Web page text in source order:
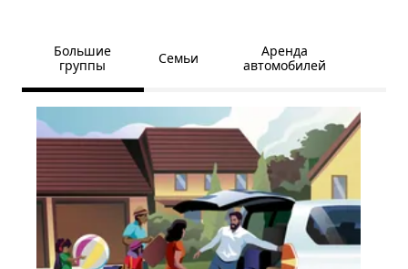
Большие
группы
Семьи
Аренда
автомобилей